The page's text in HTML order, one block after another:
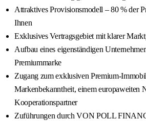
Attraktives Provisionsmodell – 80 % der
Ihnen
Exklusives Vertragsgebiet mit klarer
Aufbau eines eigenständigen
Premiummarke
Zugang zum exklusiven Premium-
Markenbekanntheit, einem europaweiten
Kooperationspartner
Zuführungen durch VON POLL